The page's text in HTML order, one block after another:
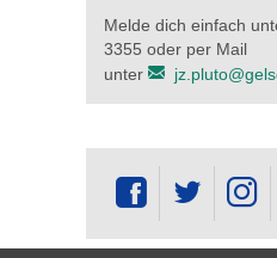
Melde dich einfach
3355 oder per Mail
unter